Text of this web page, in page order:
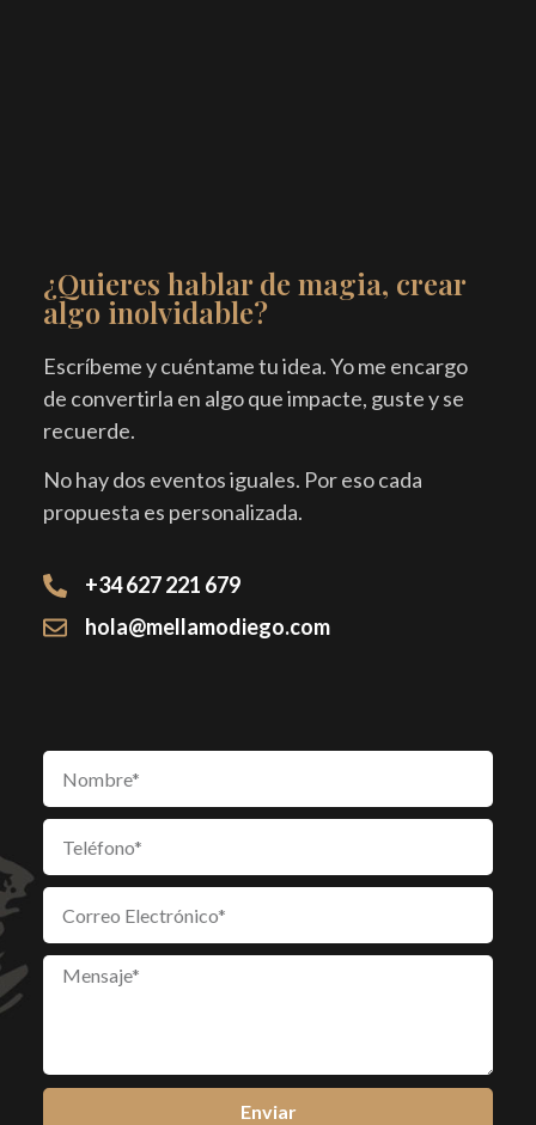
¿Quieres hablar de magia, crear
algo inolvidable?
Escríbeme y cuéntame tu idea. Yo me encargo
de convertirla en algo que impacte, guste y se
recuerde.
No hay dos eventos iguales. Por eso cada
propuesta es personalizada.
+34 627 221 679
hola@mellamodiego.com
Enviar